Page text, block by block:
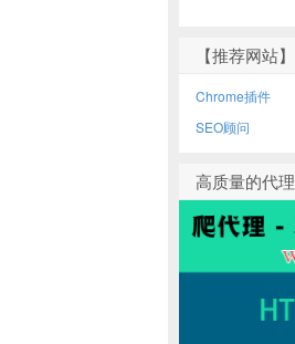
【推荐网站】
Chrome插件
SEO顾问
高质量的代